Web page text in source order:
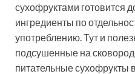
сухофруктами готовится
ингредиенты по
употреблению. Тут и
подсушенные на
питательные сухофрукты